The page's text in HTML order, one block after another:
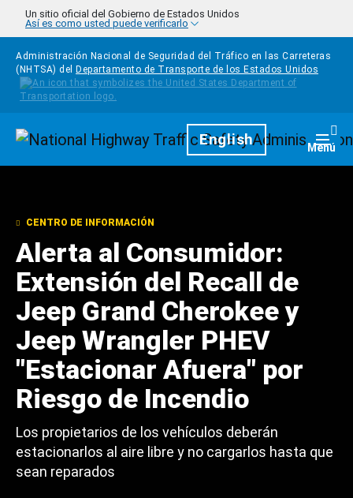
Pasar al contenido principal
Un sitio oficial del Gobierno de Estados Unidos
Así es como usted puede verificarlo
Administración Nacional de Seguridad del Tráfico en las Carreteras
(NHTSA) del
Departamento de Transporte de los Estados Unidos
HomepageEnglish Menú
CENTRO DE INFORMACIÓN
Alerta al Consumidor:
Extensión del Recall de
Jeep Grand Cherokee y
Jeep Wrangler PHEV
"Estacionar Afuera" por
Riesgo de Incendio
Los propietarios de los vehículos deberán
estacionarlos al aire libre y no cargarlos hasta que
sean reparados